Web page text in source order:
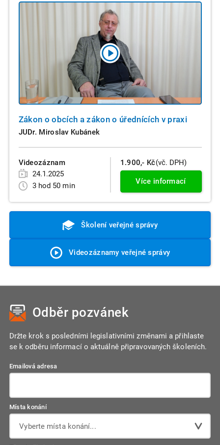
Zákon o obcích a zákon o úřednících v praxi
JUDr. Miroslav Kubánek
Videozáznam
24.1.2025
3 hod 50 min
1.900,- Kč(vč. DPH)
Více informací
Školení veřejné správy
Videozáznamy veřejné správy
Odběr pozvánek
Držte krok s posledními legislativními změnami a přihlaste
se k odběru informací o aktuálně připravovaných školeních.
Emailová adresa
Místa konání
Vyberte místa konání...